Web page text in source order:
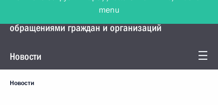
Управление Президента по работе с
обращениями граждан и организаций
Новости
Новости
menu